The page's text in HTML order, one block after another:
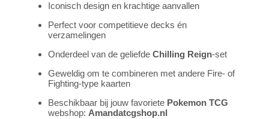
Iconisch design en krachtige aanvallen
Perfect voor competitieve decks én
verzamelingen
Onderdeel van de geliefde Chilling Reign-set
Geweldig om te combineren met andere Fire- of
Fighting-type kaarten
Beschikbaar bij jouw favoriete Pokemon TCG
webshop: Amandatcgshop.nl